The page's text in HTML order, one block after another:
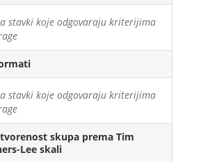
stavki koje odgovaraju kriterijima
stavki koje odgovaraju kriterijima
skupa prema Tim
Lee skali